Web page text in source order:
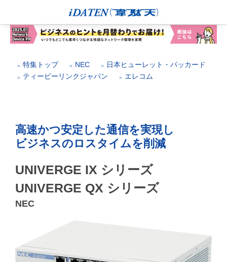
特集トップ NEC
日本ヒューレット・パッカード
ティーピーリンクジャパン
エレコム
高速かつ安定した通信を実現し
ビジネスのロスタイムを削減
UNIVERGE IX シリーズ
UNIVERGE QX シリーズ
NEC